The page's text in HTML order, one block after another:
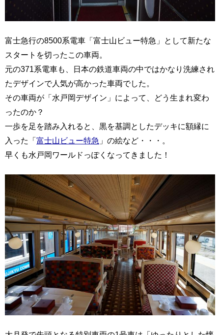
富士急行の8500系電車「富士山ビュー特急」として新たな
スタートを切ったこの車両。
元の371系電車も、日本の鉄道車両の中ではかなり洗練され
たデザインで人気が高かった車両でした。
その車両が「水戸岡デザイン」によって、どう生まれ変わ
ったのか？
一歩を足を踏み入れると、黒を基調としたデッキに額縁に
入った「 富士山ビュー特急 」の絵など・・・。
早くも水戸岡ワールドっぽくなってきました！